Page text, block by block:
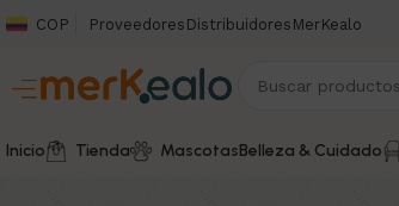
COP Proveedores Distribuidores MerKealo
Inicio Tienda MascotasBelleza & Cuidado